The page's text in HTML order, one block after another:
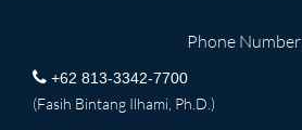
Phone Number
+62 813-3342-7700
(Fasih Bintang Ilhami, Ph.D.)